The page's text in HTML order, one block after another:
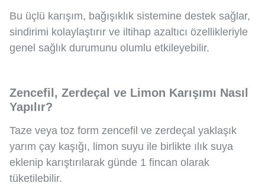
Bu üçlü karışım, bağışıklık sistemine destek sağlar,
sindirimi kolaylaştırır ve iltihap azaltıcı özellikleriyle
genel sağlık durumunu olumlu etkileyebilir.
Zencefil, Zerdeçal ve Limon Karışımı Nasıl
Yapılır?
Taze veya toz form zencefil ve zerdeçal yaklaşık
yarım çay kaşığı, limon suyu ile birlikte ılık suya
eklenip karıştırılarak günde 1 fincan olarak
tüketilebilir.